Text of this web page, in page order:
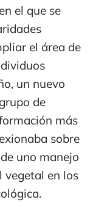
el que se
el área de
un nuevo
de
más
sobre
uno manejo
vegetal en los